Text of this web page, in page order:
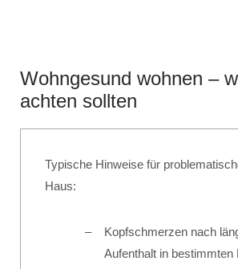
Wohngesund wohnen –
achten sollten
Typische Hinweise für
Haus:
Kopfschmerzen nach
Aufenthalt in bestimmten